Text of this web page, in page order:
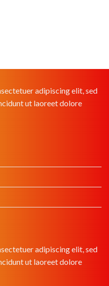
adipiscing elit, sed
ut laoreet dolore
adipiscing elit, sed
ut laoreet dolore